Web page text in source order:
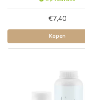
€7,40
Kopen